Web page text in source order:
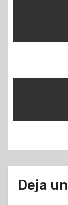
a
a
Deja